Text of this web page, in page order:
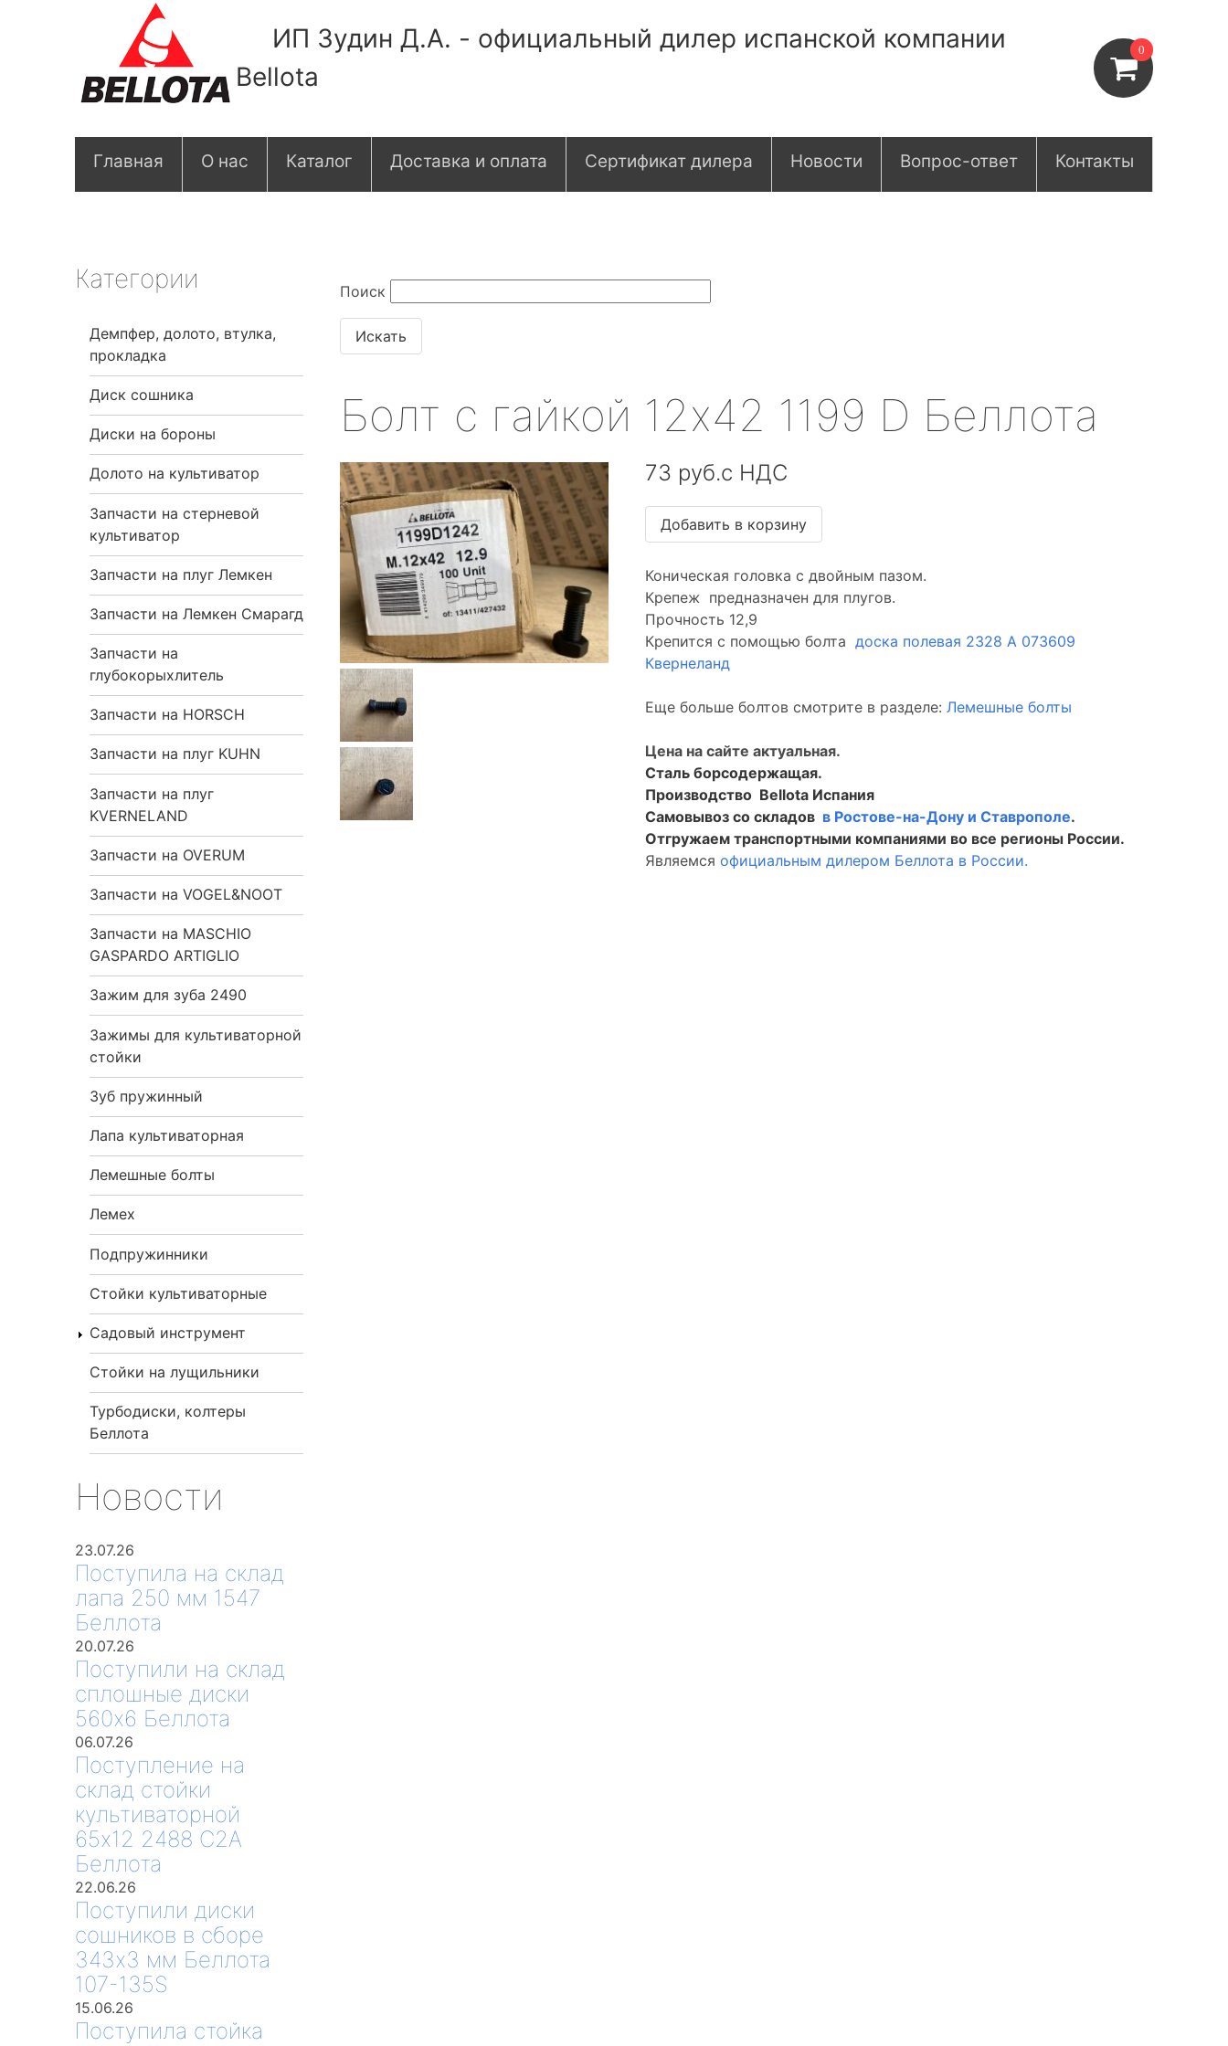
ИП Зудин Д.А. - официальный дилер испанской компании
Bellota
0
О
с
о
в
н
а
я
н
а
в
и
г
а
ц
и
я
Главная О нас Каталог Доставка и оплата Сертификат дилера Новости Вопрос-ответ Контакты
Поиск
Болт с гайкой 12х42 1199 D Беллота
73 руб.с НДС
Коническая головка с двойным пазом.
Крепеж предназначен для плугов.
Прочность 12,9
Крепится с помощью болта доска полевая 2328 А 073609
Квернеланд
Еще больше болтов смотрите в разделе: Лемешные болты
Цена на сайте актуальная.
Сталь борсодержащая.
Производство Bellota Испания
Самовывоз со складов в Ростове-на-Дону и Ставрополе.
Отгружаем транспортными компаниями во все регионы России.
Являемся официальным дилером Беллота в России.
Категории
Демпфер, долото, втулка,
прокладка
Диск сошника
Диски на бороны
Долото на культиватор
Запчасти на стерневой
культиватор
Запчасти на плуг Лемкен
Запчасти на Лемкен Смарагд
Запчасти на
глубокорыхлитель
Запчасти на HORSCH
Запчасти на плуг KUHN
Запчасти на плуг
KVERNELAND
Запчасти на OVERUM
Запчасти на VOGEL&NOOT
Запчасти на MASCHIO
GASPARDO ARTIGLIO
Зажим для зуба 2490
Зажимы для культиваторной
стойки
Зуб пружинный
Лапа культиваторная
Лемешные болты
Лемех
Подпружинники
Стойки культиваторные
Садовый инструмент
Стойки на лущильники
Турбодиски, колтеры
Беллота
Новости
23.07.26
Поступила на склад
лапа 250 мм 1547
Беллота
20.07.26
Поступили на склад
сплошные диски
560х6 Беллота
06.07.26
Поступление на
склад стойки
культиваторной
65х12 2488 С2А
Беллота
22.06.26
Поступили диски
сошников в сборе
343х3 мм Беллота
107-135S
15.06.26
Поступила стойка